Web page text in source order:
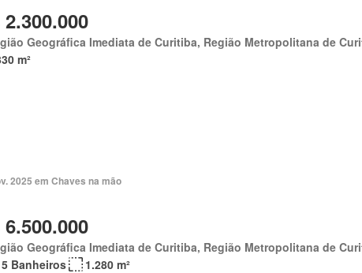
2.300.000
Geográfica Imediata de Curitiba, Região Metropolitana de
m²
2025 em Chaves na mão
6.500.000
Geográfica Imediata de Curitiba, Região Metropolitana de
Banheiros
1.280 m²